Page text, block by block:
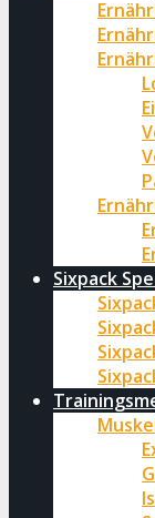
Sixpack